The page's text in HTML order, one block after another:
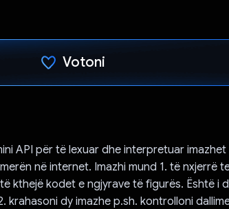
Votoni
API për të lexuar dhe interpretuar
në internet. Imazhi mund 1. të nxjerrë
kthejë kodet e ngjyrave të figurës. Është i
krahasoni dy imazhe p.sh. kontrolloni